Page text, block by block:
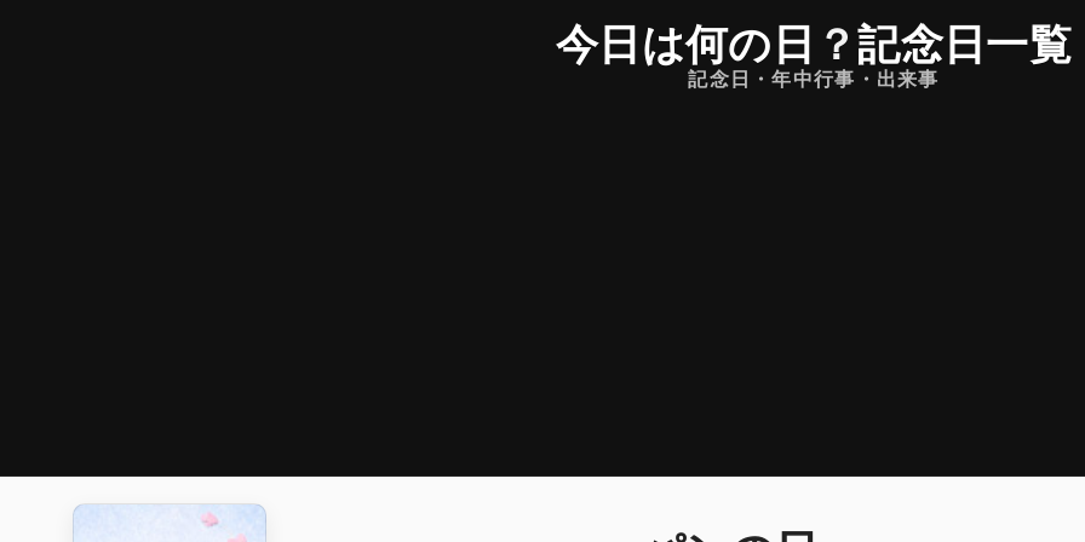
今日は何の日 ？記念日一覧
記念日・年中行事・出来事